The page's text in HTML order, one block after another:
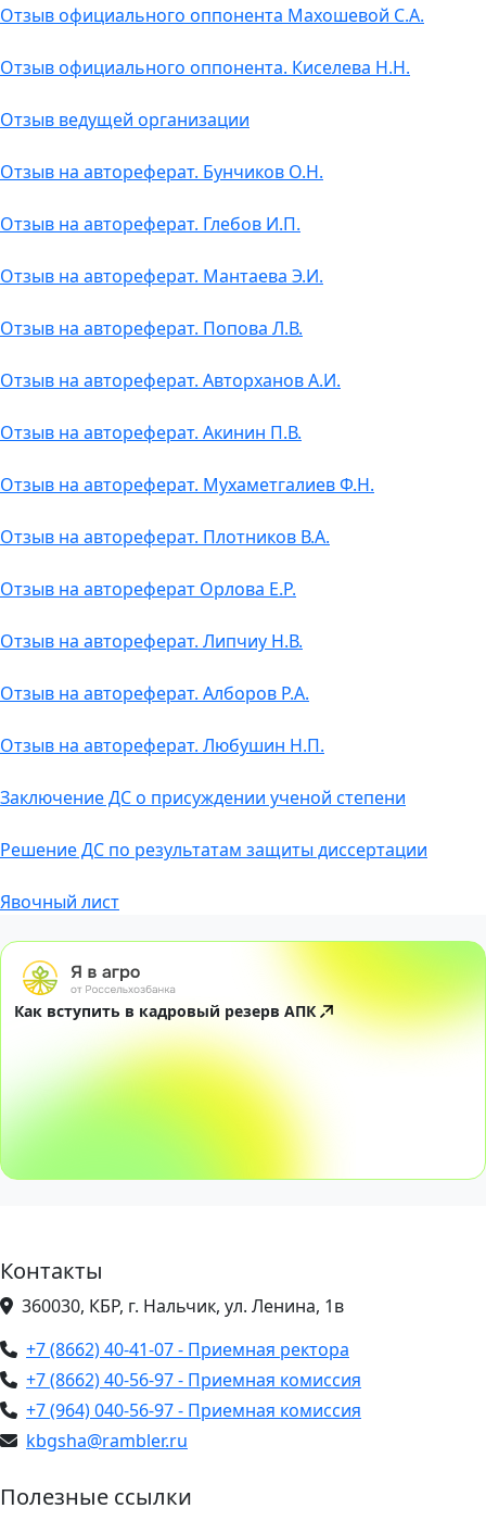
Отзыв официального оппонента Махошевой С.А.
Отзыв официального оппонента. Киселева Н.Н.
Отзыв ведущей организации
Отзыв на автореферат. Бунчиков О.Н.
Отзыв на автореферат. Глебов И.П.
Отзыв на автореферат. Мантаева Э.И.
Отзыв на автореферат. Попова Л.В.
Отзыв на автореферат. Авторханов А.И.
Отзыв на автореферат. Акинин П.В.
Отзыв на автореферат. Мухаметгалиев Ф.Н.
Отзыв на автореферат. Плотников В.А.
Отзыв на автореферат Орлова Е.Р.
Отзыв на автореферат. Липчиу Н.В.
Отзыв на автореферат. Алборов Р.А.
Отзыв на автореферат. Любушин Н.П.
Заключение ДС о присуждении ученой степени
Решение ДС по результатам защиты диссертации
Явочный лист
Как вступить в кадровый резерв АПК
Контакты
360030, КБР, г. Нальчик, ул. Ленина, 1в
+7 (8662) 40-41-07 - Приемная ректора
+7 (8662) 40-56-97 - Приемная комиссия
+7 (964) 040-56-97 - Приемная комиссия
kbgsha@rambler.ru
Полезные ссылки